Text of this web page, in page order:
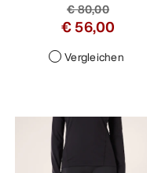
€ 80,00
€ 56,00
Vergleichen